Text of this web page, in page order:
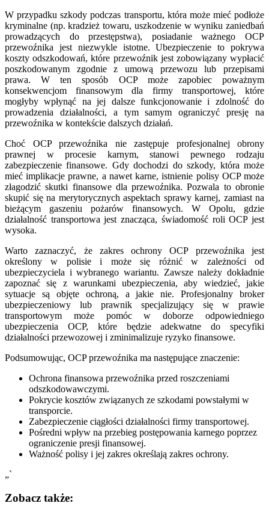
W przypadku szkody podczas transportu, która może mieć podłoże
kryminalne (np. kradzież towaru, uszkodzenie w wyniku zaniedbań
prowadzących do przestępstwa), posiadanie ważnego OCP
przewoźnika jest niezwykle istotne. Ubezpieczenie to pokrywa
koszty odszkodowań, które przewoźnik jest zobowiązany wypłacić
poszkodowanym zgodnie z umową przewozu lub przepisami
prawa. W ten sposób OCP może zapobiec poważnym
konsekwencjom finansowym dla firmy transportowej, które
mogłyby wpłynąć na jej dalsze funkcjonowanie i zdolność do
prowadzenia działalności, a tym samym ograniczyć presję na
przewoźnika w kontekście dalszych działań.
Choć OCP przewoźnika nie zastępuje profesjonalnej obrony
prawnej w procesie karnym, stanowi pewnego rodzaju
zabezpieczenie finansowe. Gdy dochodzi do szkody, która może
mieć implikacje prawne, a nawet karne, istnienie polisy OCP może
złagodzić skutki finansowe dla przewoźnika. Pozwala to obronie
skupić się na merytorycznych aspektach sprawy karnej, zamiast na
bieżącym gaszeniu pożarów finansowych. W Opolu, gdzie
działalność transportowa jest znacząca, świadomość roli OCP jest
wysoka.
Warto zaznaczyć, że zakres ochrony OCP przewoźnika jest
określony w polisie i może się różnić w zależności od
ubezpieczyciela i wybranego wariantu. Zawsze należy dokładnie
zapoznać się z warunkami ubezpieczenia, aby wiedzieć, jakie
sytuacje są objęte ochroną, a jakie nie. Profesjonalny broker
ubezpieczeniowy lub prawnik specjalizujący się w prawie
transportowym może pomóc w doborze odpowiedniego
ubezpieczenia OCP, które będzie adekwatne do specyfiki
działalności przewozowej i zminimalizuje ryzyko finansowe.
Podsumowując, OCP przewoźnika ma następujące znaczenie:
Ochrona finansowa przewoźnika przed roszczeniami
odszkodowawczymi.
Pokrycie kosztów związanych ze szkodami powstałymi w
transporcie.
Zabezpieczenie ciągłości działalności firmy transportowej.
Pośredni wpływ na przebieg postępowania karnego poprzez
ograniczenie presji finansowej.
Ważność polisy i jej zakres określają zakres ochrony.
„`
Zobacz także: